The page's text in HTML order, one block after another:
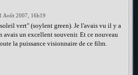
Août 2007, 16h19
vert" (soylent green). Je l'avais vu il y a
avais un excellent souvenir. Et ce nouveau
la puissance visionnaire de ce film.